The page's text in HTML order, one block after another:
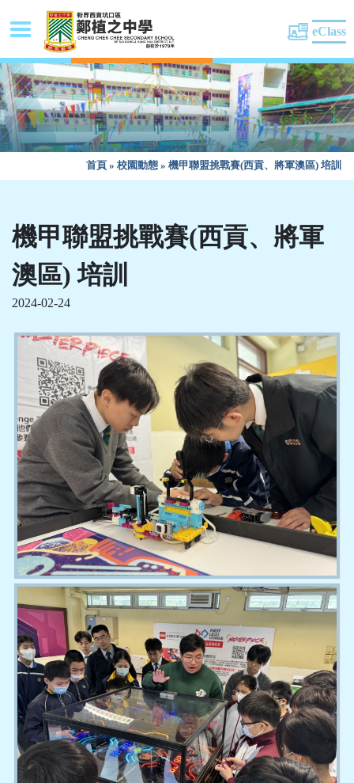
eClass
首頁 » 校園動態 » 機甲聯盟挑戰賽(西貢、將軍澳區) 培訓
機甲聯盟挑戰賽(西貢、將軍
澳區) 培訓
2024-02-24